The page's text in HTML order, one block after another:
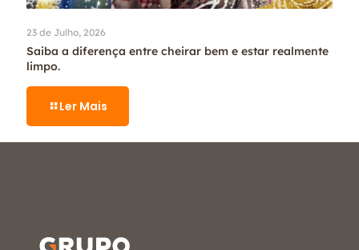
23 de Julho, 2026
Saiba a diferença entre cheirar bem e estar realmente
limpo.
Ler Mais